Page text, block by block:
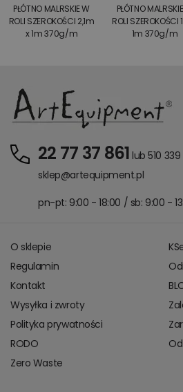
PŁÓTNO MALRSKIE W
ROLI SZEROKOŚCI 2,1m
x 1m 370g/m
PŁÓTNO
ROLI SZEROKOŚCI
1m 370g/m
22 77 37 861 lub 510
sklep@artequipment.pl
pn-pt: 9:00 - 18:00 / sb: 9:00 -
O sklepie
Regulamin
Kontakt
Wysyłka i zwroty
Polityka prywatności
RODO
Zero Waste